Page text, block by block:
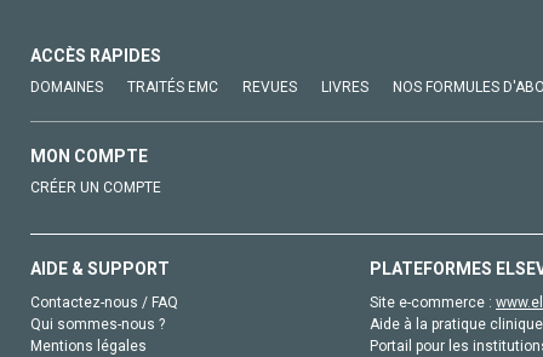
ACCÈS RAPIDES
DOMAINES TRAITÉS EMC REVUES LIVRES NOS FORMULES
MON COMPTE
CRÉER UN COMPTE
AIDE & SUPPORT
Contactez-nous / FAQ
Qui sommes-nous ?
Mentions légales
PLATEFORMES
Site e-commerce :
Aide à la pratique
Portail pour les